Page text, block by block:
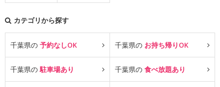
カテゴリから探す
千葉県の 予約なしOK 千葉県の お持ち帰りOK
千葉県の駐車場あり 千葉県の 食べ放題あり